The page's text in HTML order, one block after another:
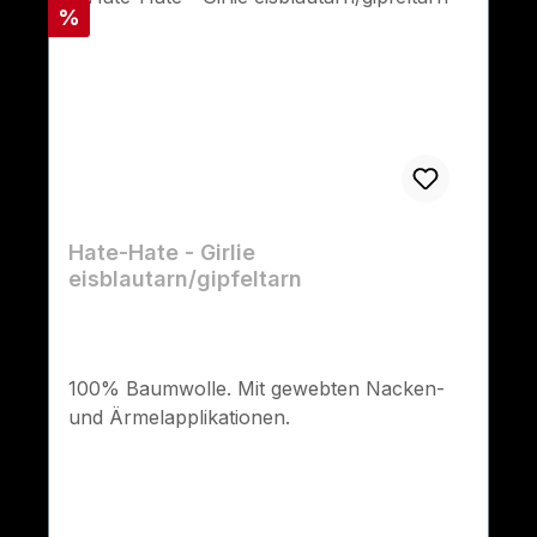
Rabatt
%
Hate-Hate - Girlie
eisblautarn/gipfeltarn
100% Baumwolle. Mit gewebten Nacken-
und Ärmelapplikationen.